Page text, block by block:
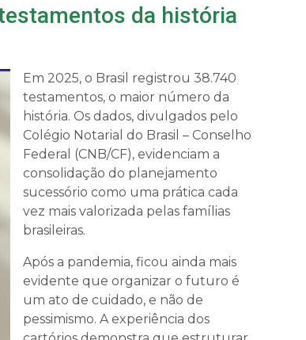
da história
Em 2025, o Brasil registrou 38.740
testamentos, o maior número da
história. Os dados, divulgados pelo
Colégio Notarial do Brasil – Conselho
Federal (CNB/CF), evidenciam a
consolidação do planejamento
sucessório como uma prática cada
vez mais valorizada pelas famílias
brasileiras.
Após a pandemia, ficou ainda mais
evidente que organizar o futuro é
um ato de cuidado, e não de
pessimismo. A experiência dos